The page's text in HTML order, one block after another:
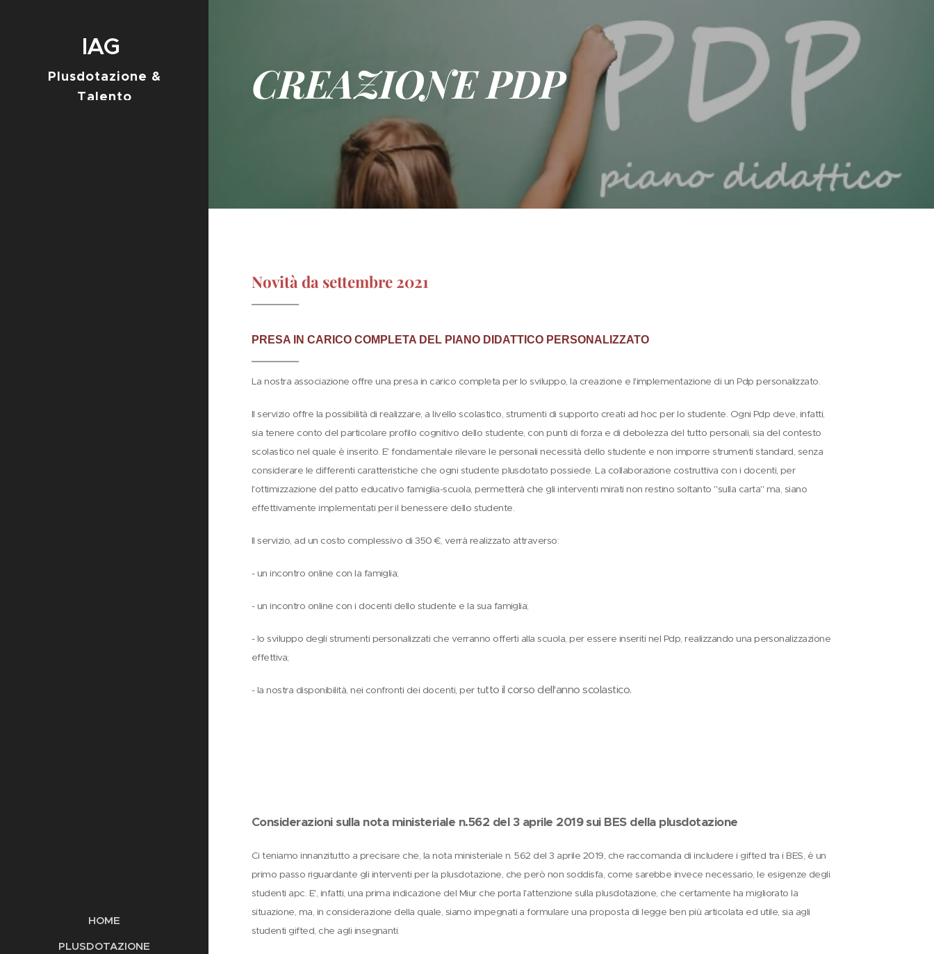
IAG
IntensaMente Associazione
Gifted
Plusdotazione &
Talento
HOME
PLUSDOTAZIONE
CREAZIONE PDP
Novità da settembre 2021
PRESA IN CARICO COMPLETA DEL PIANO DIDATTICO PERSONALIZZATO
La nostra associazione offre una presa in carico completa per lo sviluppo, la creazione e l'implementazione di un Pdp personalizzato.
Il servizio offre la possibilità di realizzare, a livello scolastico, strumenti di supporto creati ad hoc per lo studente. Ogni Pdp deve, infatti,
sia tenere conto del particolare profilo cognitivo dello studente, con punti di forza e di debolezza del tutto personali, sia del contesto
scolastico nel quale è inserito. E' fondamentale rilevare le personali necessità dello studente e non imporre strumenti standard, senza
considerare le differenti caratteristiche che ogni studente plusdotato possiede. La collaborazione costruttiva con i docenti, per
l'ottimizzazione del patto educativo famiglia-scuola, permetterà che gli interventi mirati non restino soltanto "sulla carta" ma, siano
effettivamente implementati per il benessere dello studente.
Il servizio, ad un costo complessivo di 350 €, verrà realizzato attraverso:
- un incontro online con la famiglia;
- un incontro online con i docenti dello studente e la sua famiglia;
- lo sviluppo degli strumenti personalizzati che verranno offerti alla scuola, per essere inseriti nel Pdp, realizzando una personalizzazione
effettiva;
- la nostra disponibilità, nei confronti dei docenti, per tutto il corso dell'anno scolastico.
Considerazioni sulla nota ministeriale n.562 del 3 aprile 2019 sui BES della plusdotazione
Ci teniamo innanzitutto a precisare che, la nota ministeriale n. 562 del 3 aprile 2019, che raccomanda di includere i gifted tra i BES, è un
primo passo riguardante gli interventi per la plusdotazione, che però non soddisfa, come sarebbe invece necessario, le esigenze degli
studenti apc. E', infatti, una prima indicazione del Miur che porta l'attenzione sulla plusdotazione, che certamente ha migliorato la
situazione, ma, in considerazione della quale, siamo impegnati a formulare una proposta di legge ben più articolata ed utile, sia agli
studenti gifted, che agli insegnanti.